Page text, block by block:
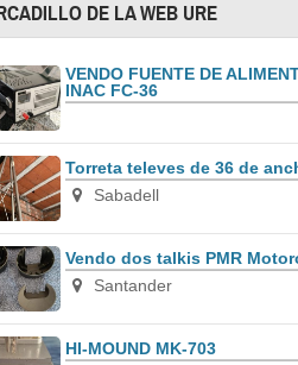
DE LA WEB URE
VENDO FUENTE DE
INAC FC-36
Torreta televes de 36 de
Sabadell
Vendo dos talkis PMR
Santander
HI-MOUND MK-703